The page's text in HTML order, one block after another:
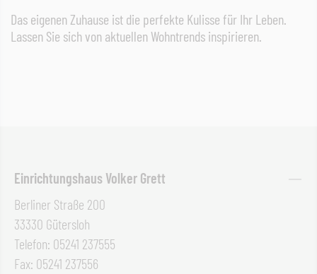
Das eigenen Zuhause ist die perfekte Kulisse für Ihr Leben.
Lassen Sie sich von aktuellen Wohntrends inspirieren.
Einrichtungshaus Volker Grett
Berliner Straße 200
33330 Gütersloh
Telefon: 05241 237555
Fax: 05241 237556